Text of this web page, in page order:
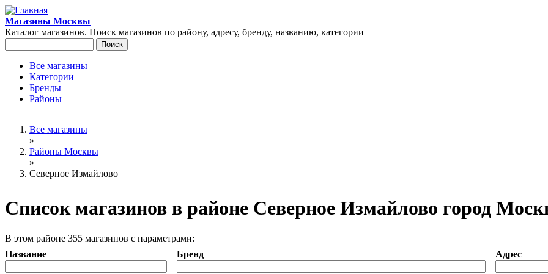
Перейти к основному содержанию
Магазины Москвы
Каталог магазинов. Поиск магазинов по району, адресу, бренду, названию, категории
Главное меню
Все магазины
Категории
Бренды
Районы
Вы здесьВсе магазины
»
Районы Москвы
»
Северное Измайлово
Список магазинов в районе Северное Измайлово город
В этом районе 355 магазинов с параметрами:
Название
Бренд Адрес